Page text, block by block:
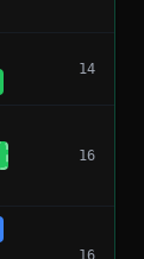
14
16
16